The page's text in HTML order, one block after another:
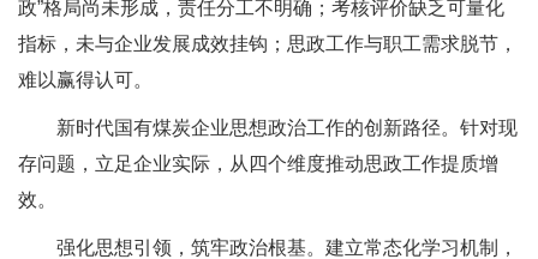
政”格局尚未形成，责任分工不明确；考核评价缺乏可量化
指标，未与企业发展成效挂钩；思政工作与职工需求脱节，
难以赢得认可。
新时代国有煤炭企业思想政治工作的创新路径。针对现
存问题，立足企业实际，从四个维度推动思政工作提质增
效。
强化思想引领，筑牢政治根基。建立常态化学习机制，